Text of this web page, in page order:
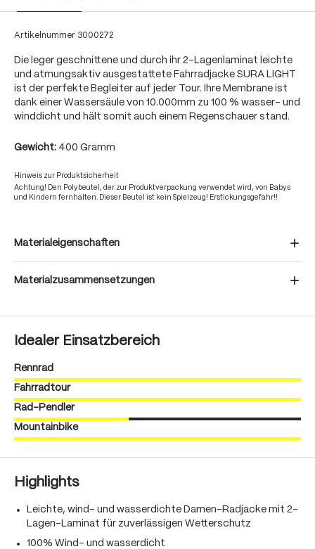
Artikelnummer 3000272
Die leger geschnittene und durch ihr 2-Lagenlaminat leichte
und atmungsaktiv ausgestattete Fahrradjacke SURA LIGHT
ist der perfekte Begleiter auf jeder Tour. Ihre Membrane ist
dank einer Wassersäule von 10.000mm zu 100 % wasser- und
winddicht und hält somit auch einem Regenschauer stand.
Gewicht: 400 Gramm
Hinweis zur Produktsicherheit
Achtung! Den Polybeutel, der zur Produktverpackung verwendet wird, von Babys
und Kindern fernhalten. Dieser Beutel ist kein Spielzeug! Erstickungsgefahr!!
Materialeigenschaften
Materialzusammensetzungen
Idealer Einsatzbereich
Rennrad
Fahrradtour
Rad-Pendler
Mountainbike
Highlights
Leichte, wind- und wasserdichte Damen-Radjacke mit 2-
Lagen-Laminat für zuverlässigen Wetterschutz
100% Wind- und wasserdicht